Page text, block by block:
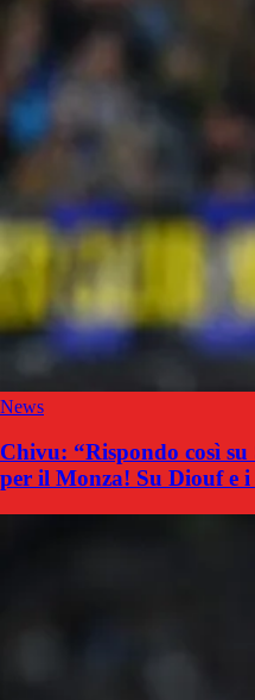
News
Chivu: “Rispondo così
per il Monza! Su Diouf e